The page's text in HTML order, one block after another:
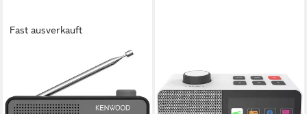
Fast ausverkauft
CR-M25DAB-H Kofferradio
mit DAB/DAB+ grau Radio
330 kg Gewicht
CR-M70DAB-W DAB
Radioempfänger weiß
Weltempfänger